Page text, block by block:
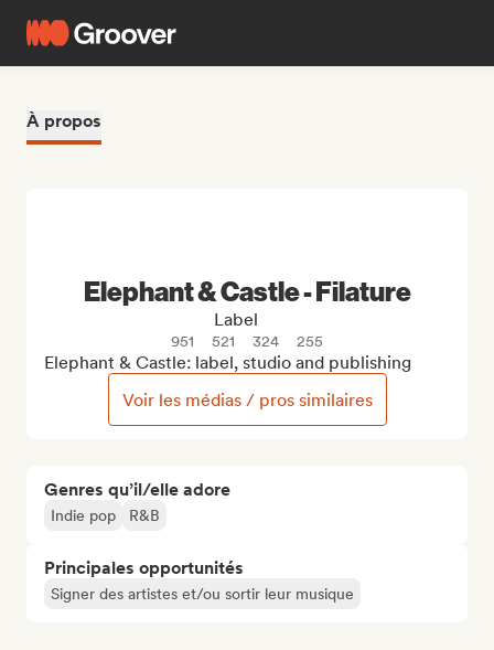
À propos
Genres qu’il/elle adore
Indie pop R&B
Principales opportunités
Signer des artistes et/ou sortir leur musique
Elephant & Castle - Filature
Label
951 521 324 255
Elephant & Castle: label, studio and publishing
Voir les médias / pros similaires